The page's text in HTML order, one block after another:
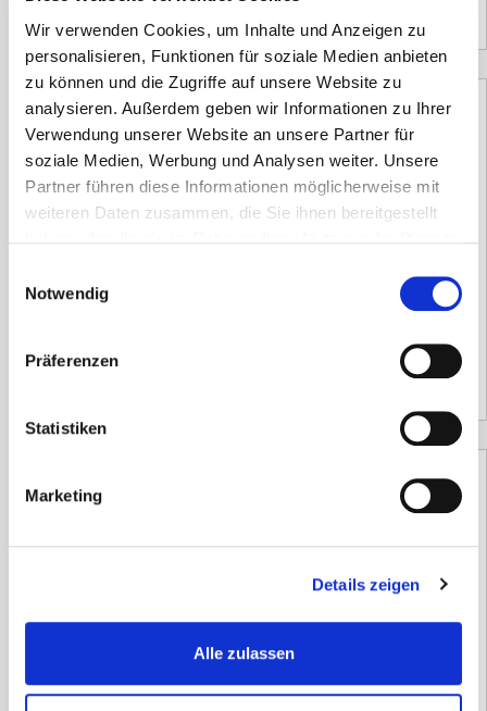
Wir verwenden Cookies, um Inhalte und Anzeigen zu
personalisieren, Funktionen für soziale Medien anbieten
zu können und die Zugriffe auf unsere Website zu
analysieren. Außerdem geben wir Informationen zu Ihrer
Verwendung unserer Website an unsere Partner für
soziale Medien, Werbung und Analysen weiter. Unsere
Partner führen diese Informationen möglicherweise mit
weiteren Daten zusammen, die Sie ihnen bereitgestellt
Notwendig
Präferenzen
Statistiken
Marketing
Details zeigen
Alle zulassen
NIBP Manschette 15cm Erwachene L
49,98€
zzgl.
42,00
NIBP Manschette 19cm Erwachene XL
inkl. 19 % MwSt.
Versandkosten
Versandzeit:14 Tage